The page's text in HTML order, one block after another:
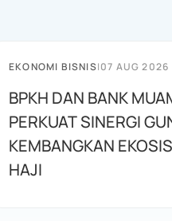
EKONOMI BISNIS|07 AUG 2026
BPKH DAN BANK
PERKUAT SINERGI
KEMBANGKAN
HAJI